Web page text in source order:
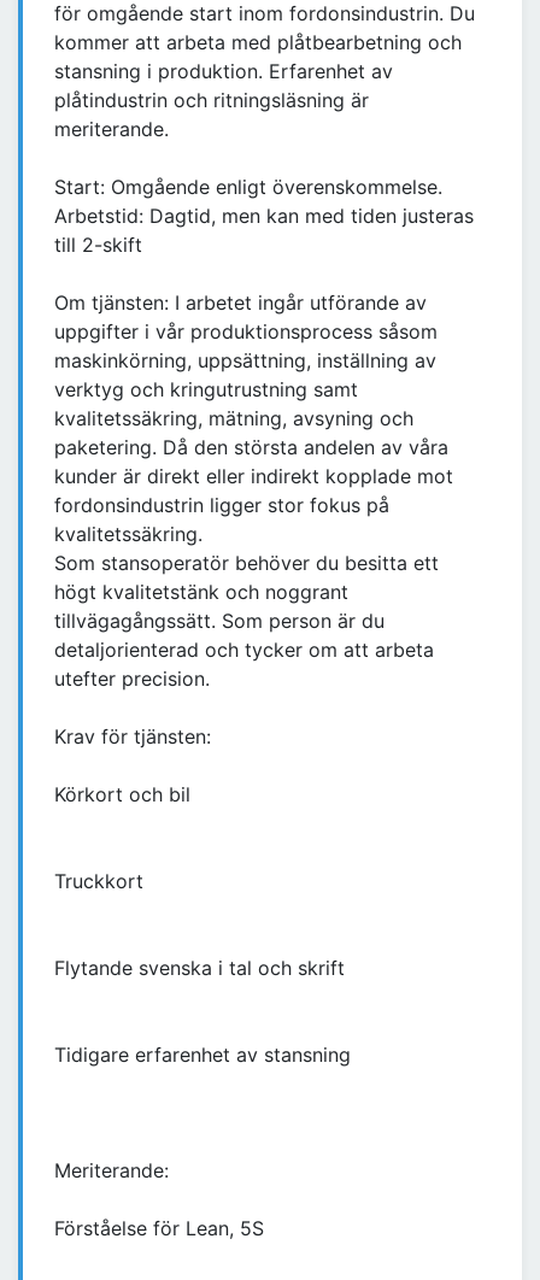
för omgående start inom fordonsindustrin. Du
kommer att arbeta med plåtbearbetning och
stansning i produktion. Erfarenhet av
plåtindustrin och ritningsläsning är
meriterande.
Start: Omgående enligt överenskommelse.
Arbetstid: Dagtid, men kan med tiden justeras
till 2-skift
Om tjänsten: I arbetet ingår utförande av
uppgifter i vår produktionsprocess såsom
maskinkörning, uppsättning, inställning av
verktyg och kringutrustning samt
kvalitetssäkring, mätning, avsyning och
paketering. Då den största andelen av våra
kunder är direkt eller indirekt kopplade mot
fordonsindustrin ligger stor fokus på
kvalitetssäkring.
Som stansoperatör behöver du besitta ett
högt kvalitetstänk och noggrant
tillvägagångssätt. Som person är du
detaljorienterad och tycker om att arbeta
utefter precision.
Krav för tjänsten:
Körkort och bil
Truckkort
Flytande svenska i tal och skrift
Tidigare erfarenhet av stansning
Meriterande:
Förståelse för Lean, 5S